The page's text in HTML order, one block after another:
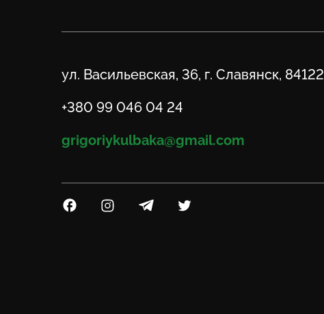
Адрес
ул. Васильевская, 36, г. Славянск, 84122
Телефон
+380 99 046 04 24
Email
grigoriykulbaka@gmail.com
Посилання на Facebook
Посилання на Instagram
Посилання на Telegram
Посилання на Twitter